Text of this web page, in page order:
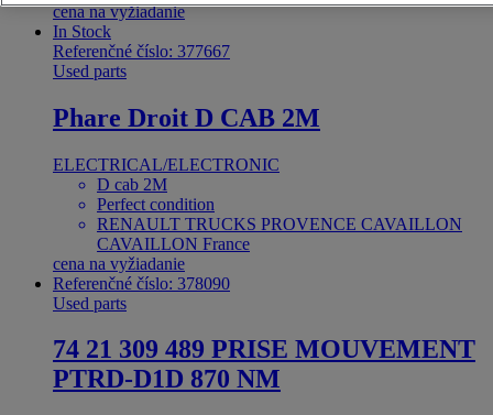
cena na vyžiadanie
In Stock
Referenčné číslo: 377667
Used parts
Phare Droit D CAB 2M
ELECTRICAL/ELECTRONIC
D cab 2M
Perfect condition
RENAULT TRUCKS PROVENCE CAVAILLON
CAVAILLON France
cena na vyžiadanie
Referenčné číslo: 378090
Used parts
74 21 309 489 PRISE MOUVEMENT
PTRD-D1D 870 NM